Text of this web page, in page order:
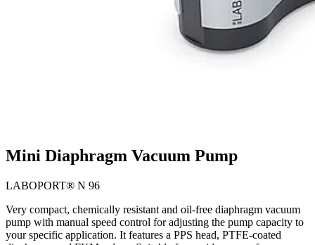
Mini Diaphragm Vacuum Pump
LABOPORT® N 96
Very compact, chemically resistant and oil-free diaphragm vacuum
pump with manual speed control for adjusting the pump capacity to
your specific application. It features a PPS head, PTFE-coated